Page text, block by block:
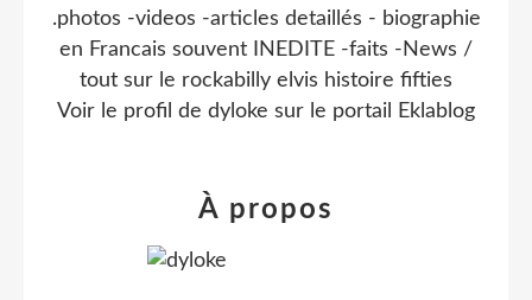
.photos -videos -articles detaillés - biographie
en Francais souvent INEDITE -faits -News /
tout sur le rockabilly elvis histoire fifties
Voir le profil de dyloke sur le portail Eklablog
À propos